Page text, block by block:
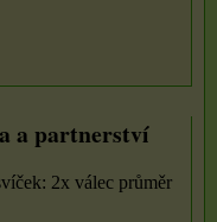
a partnerství
2x válec průměr